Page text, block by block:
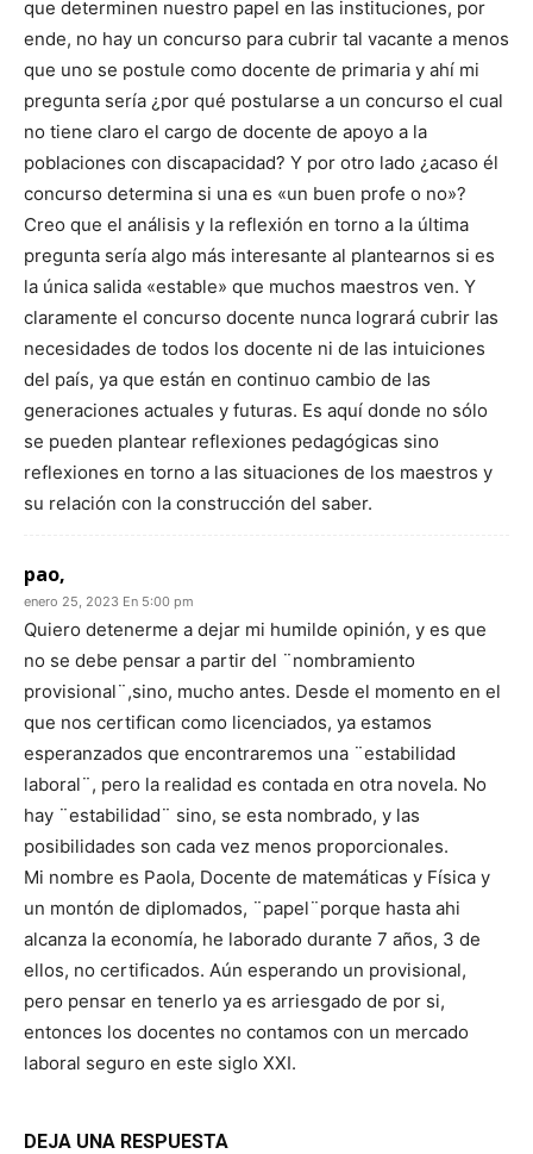
que determinen nuestro papel en las instituciones, por
ende, no hay un concurso para cubrir tal vacante a menos
que uno se postule como docente de primaria y ahí mi
pregunta sería ¿por qué postularse a un concurso el cual
no tiene claro el cargo de docente de apoyo a la
poblaciones con discapacidad? Y por otro lado ¿acaso él
concurso determina si una es «un buen profe o no»?
Creo que el análisis y la reflexión en torno a la última
pregunta sería algo más interesante al plantearnos si es
la única salida «estable» que muchos maestros ven. Y
claramente el concurso docente nunca logrará cubrir las
necesidades de todos los docente ni de las intuiciones
del país, ya que están en continuo cambio de las
generaciones actuales y futuras. Es aquí donde no sólo
se pueden plantear reflexiones pedagógicas sino
reflexiones en torno a las situaciones de los maestros y
su relación con la construcción del saber.
pao,
enero 25, 2023 En 5:00 pm
Quiero detenerme a dejar mi humilde opinión, y es que
no se debe pensar a partir del ¨nombramiento
provisional¨,sino, mucho antes. Desde el momento en el
que nos certifican como licenciados, ya estamos
esperanzados que encontraremos una ¨estabilidad
laboral¨, pero la realidad es contada en otra novela. No
hay ¨estabilidad¨ sino, se esta nombrado, y las
posibilidades son cada vez menos proporcionales.
Mi nombre es Paola, Docente de matemáticas y Física y
un montón de diplomados, ¨papel¨porque hasta ahi
alcanza la economía, he laborado durante 7 años, 3 de
ellos, no certificados. Aún esperando un provisional,
pero pensar en tenerlo ya es arriesgado de por si,
entonces los docentes no contamos con un mercado
laboral seguro en este siglo XXI.
DEJA UNA RESPUESTA